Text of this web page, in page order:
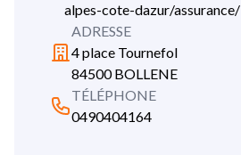
alpes-cote-dazur/assurance/
ADRESSE
4 place Tournefol
84500 BOLLENE
TÉLÉPHONE
0490404164